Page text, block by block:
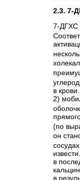
2.3. 7-
7-ДГХС
в
2)
(по
он
в
в